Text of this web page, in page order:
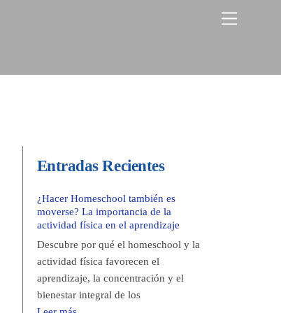
Menu
Entradas Recientes
¿Hacer Homeschool también es
moverse? La importancia de la
actividad física en el aprendizaje
Descubre por qué el homeschool y la
actividad física favorecen el
aprendizaje, la concentración y el
bienestar integral de los